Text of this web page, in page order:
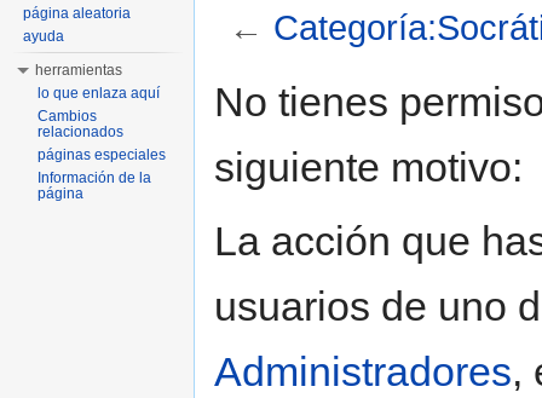
←
No tienes
siguiente motivo:
La acción que
usuarios de uno
Administradores,
página aleatoria
ayuda
herramientas
lo que enlaza aquí
Cambios
relacionados
páginas especiales
Información de la
página